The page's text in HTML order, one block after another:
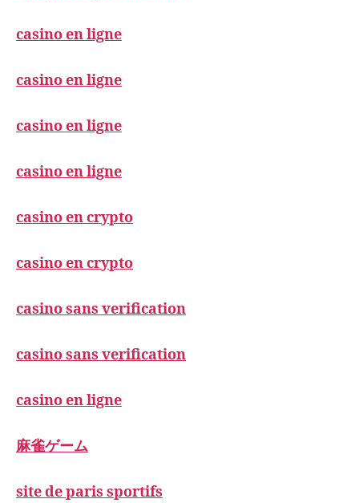
casino en ligne
casino en ligne
casino en ligne
casino en ligne
casino en crypto
casino en crypto
casino sans verification
casino sans verification
casino en ligne
麻雀ゲーム
site de paris sportifs